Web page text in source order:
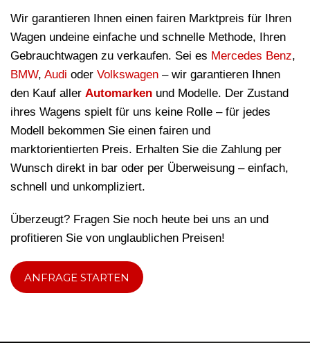
Wir garantieren Ihnen einen fairen Marktpreis für Ihren
Wagen undeine einfache und schnelle Methode, Ihren
Gebrauchtwagen zu verkaufen. Sei es Mercedes Benz,
BMW, Audi oder Volkswagen – wir garantieren Ihnen
den Kauf aller Automarken und Modelle. Der Zustand
ihres Wagens spielt für uns keine Rolle – für jedes
Modell bekommen Sie einen fairen und
marktorientierten Preis. Erhalten Sie die Zahlung per
Wunsch direkt in bar oder per Überweisung – einfach,
schnell und unkompliziert.
Überzeugt? Fragen Sie noch heute bei uns an und
profitieren Sie von unglaublichen Preisen!
ANFRAGE STARTEN